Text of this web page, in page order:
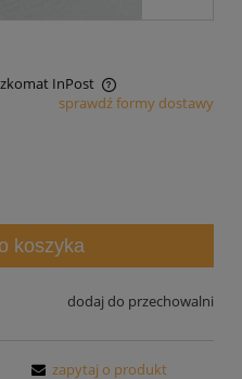
InPost
kosztów płatności
sprawdź formy dostawy
koszyka
dodaj do przechowalni
zapytaj o produkt